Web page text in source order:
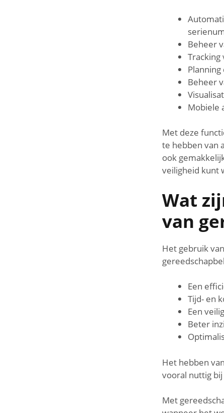
Beheer
Tracking
Beheer
Mobiele
Met deze
te hebben van
ook
veiligheid kunt
Wat
van
Het gebruik
Een
Tijd- en
Een
Beter
Het hebben
vooral nuttig
Met